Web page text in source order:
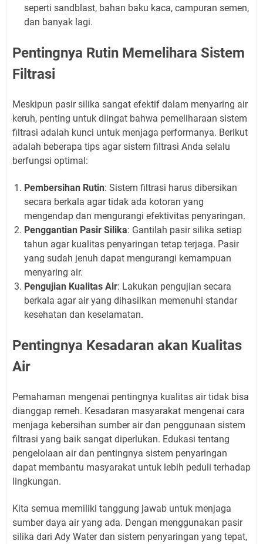
seperti sandblast, bahan baku kaca, campuran semen,
dan banyak lagi.
Pentingnya Rutin Memelihara Sistem
Filtrasi
Meskipun pasir silika sangat efektif dalam menyaring air
keruh, penting untuk diingat bahwa pemeliharaan sistem
filtrasi adalah kunci untuk menjaga performanya. Berikut
adalah beberapa tips agar sistem filtrasi Anda selalu
berfungsi optimal:
Pembersihan Rutin: Sistem filtrasi harus dibersikan
secara berkala agar tidak ada kotoran yang
mengendap dan mengurangi efektivitas penyaringan.
Penggantian Pasir Silika: Gantilah pasir silika setiap
tahun agar kualitas penyaringan tetap terjaga. Pasir
yang sudah jenuh dapat mengurangi kemampuan
menyaring air.
Pengujian Kualitas Air: Lakukan pengujian secara
berkala agar air yang dihasilkan memenuhi standar
kesehatan dan keselamatan.
Pentingnya Kesadaran akan Kualitas
Air
Pemahaman mengenai pentingnya kualitas air tidak bisa
dianggap remeh. Kesadaran masyarakat mengenai cara
menjaga kebersihan sumber air dan penggunaan sistem
filtrasi yang baik sangat diperlukan. Edukasi tentang
pengelolaan air dan pentingnya sistem penyaringan
dapat membantu masyarakat untuk lebih peduli terhadap
lingkungan.
Kita semua memiliki tanggung jawab untuk menjaga
sumber daya air yang ada. Dengan menggunakan pasir
silika dari Ady Water dan sistem penyaringan yang tepat,